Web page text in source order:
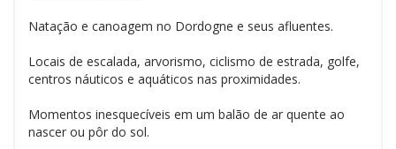
Natação e canoagem no Dordogne e seus afluentes.
Locais de escalada, arvorismo, ciclismo de estrada, golfe,
centros náuticos e aquáticos nas proximidades.
Momentos inesquecíveis em um balão de ar quente ao
nascer ou pôr do sol.